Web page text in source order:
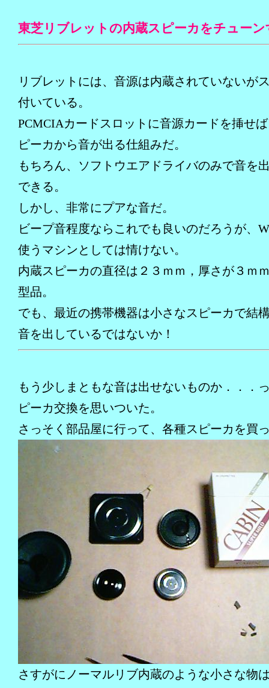
東芝リブレットの内蔵スピーカをチューン
リブレットには、音源は内蔵されていないが
付いている。
PCMCIAカードスロットに音源カードを挿せ
ピーカから音が出る仕組みだ。
もちろん、ソフトウエアドライバのみで音を
できる。
しかし、非常にプアな音だ。
ビープ音程度ならこれでも良いのだろうが、
使うマシンとしては情けない。
内蔵スピーカの直径は２３ｍｍ，厚さが３ｍ
型品。
でも、最近の携帯機器は小さなスピーカで結
音を出しているではないか！
もう少しまともな音は出せないものか．．．
ピーカ交換を思いついた。
さっそく部品屋に行って、各種スピーカを買
さすがにノーマルリブ内蔵のような小さな物